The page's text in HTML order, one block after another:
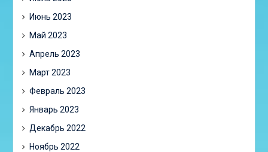
Июнь 2023
Май 2023
Апрель 2023
Март 2023
Февраль 2023
Январь 2023
Декабрь 2022
Ноябрь 2022